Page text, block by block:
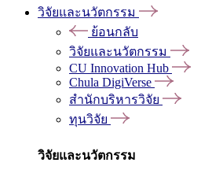
วิจัยและนวัตกรรม
ย้อนกลับ
วิจัยและนวัตกรรม
CU Innovation Hub
Chula DigiVerse
สำนักบริหารวิจัย
ทุนวิจัย
วิจัยและนวัตกรรม